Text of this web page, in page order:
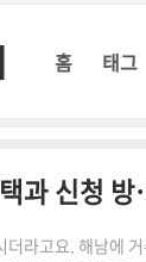
홈 태그
2025 전남 해남·
라고요. 해남에